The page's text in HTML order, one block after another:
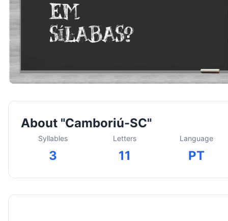
About "Camboriú-SC"
Syllables
3
Letters
11
Language
PT